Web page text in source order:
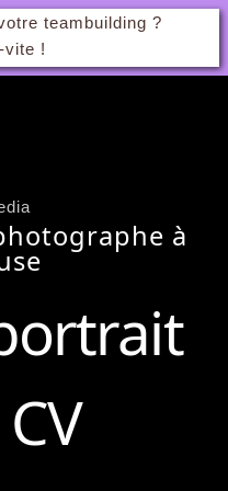
teambuilding ?
vite !
à